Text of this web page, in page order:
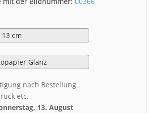
nach Bestellung
etc.
13. August